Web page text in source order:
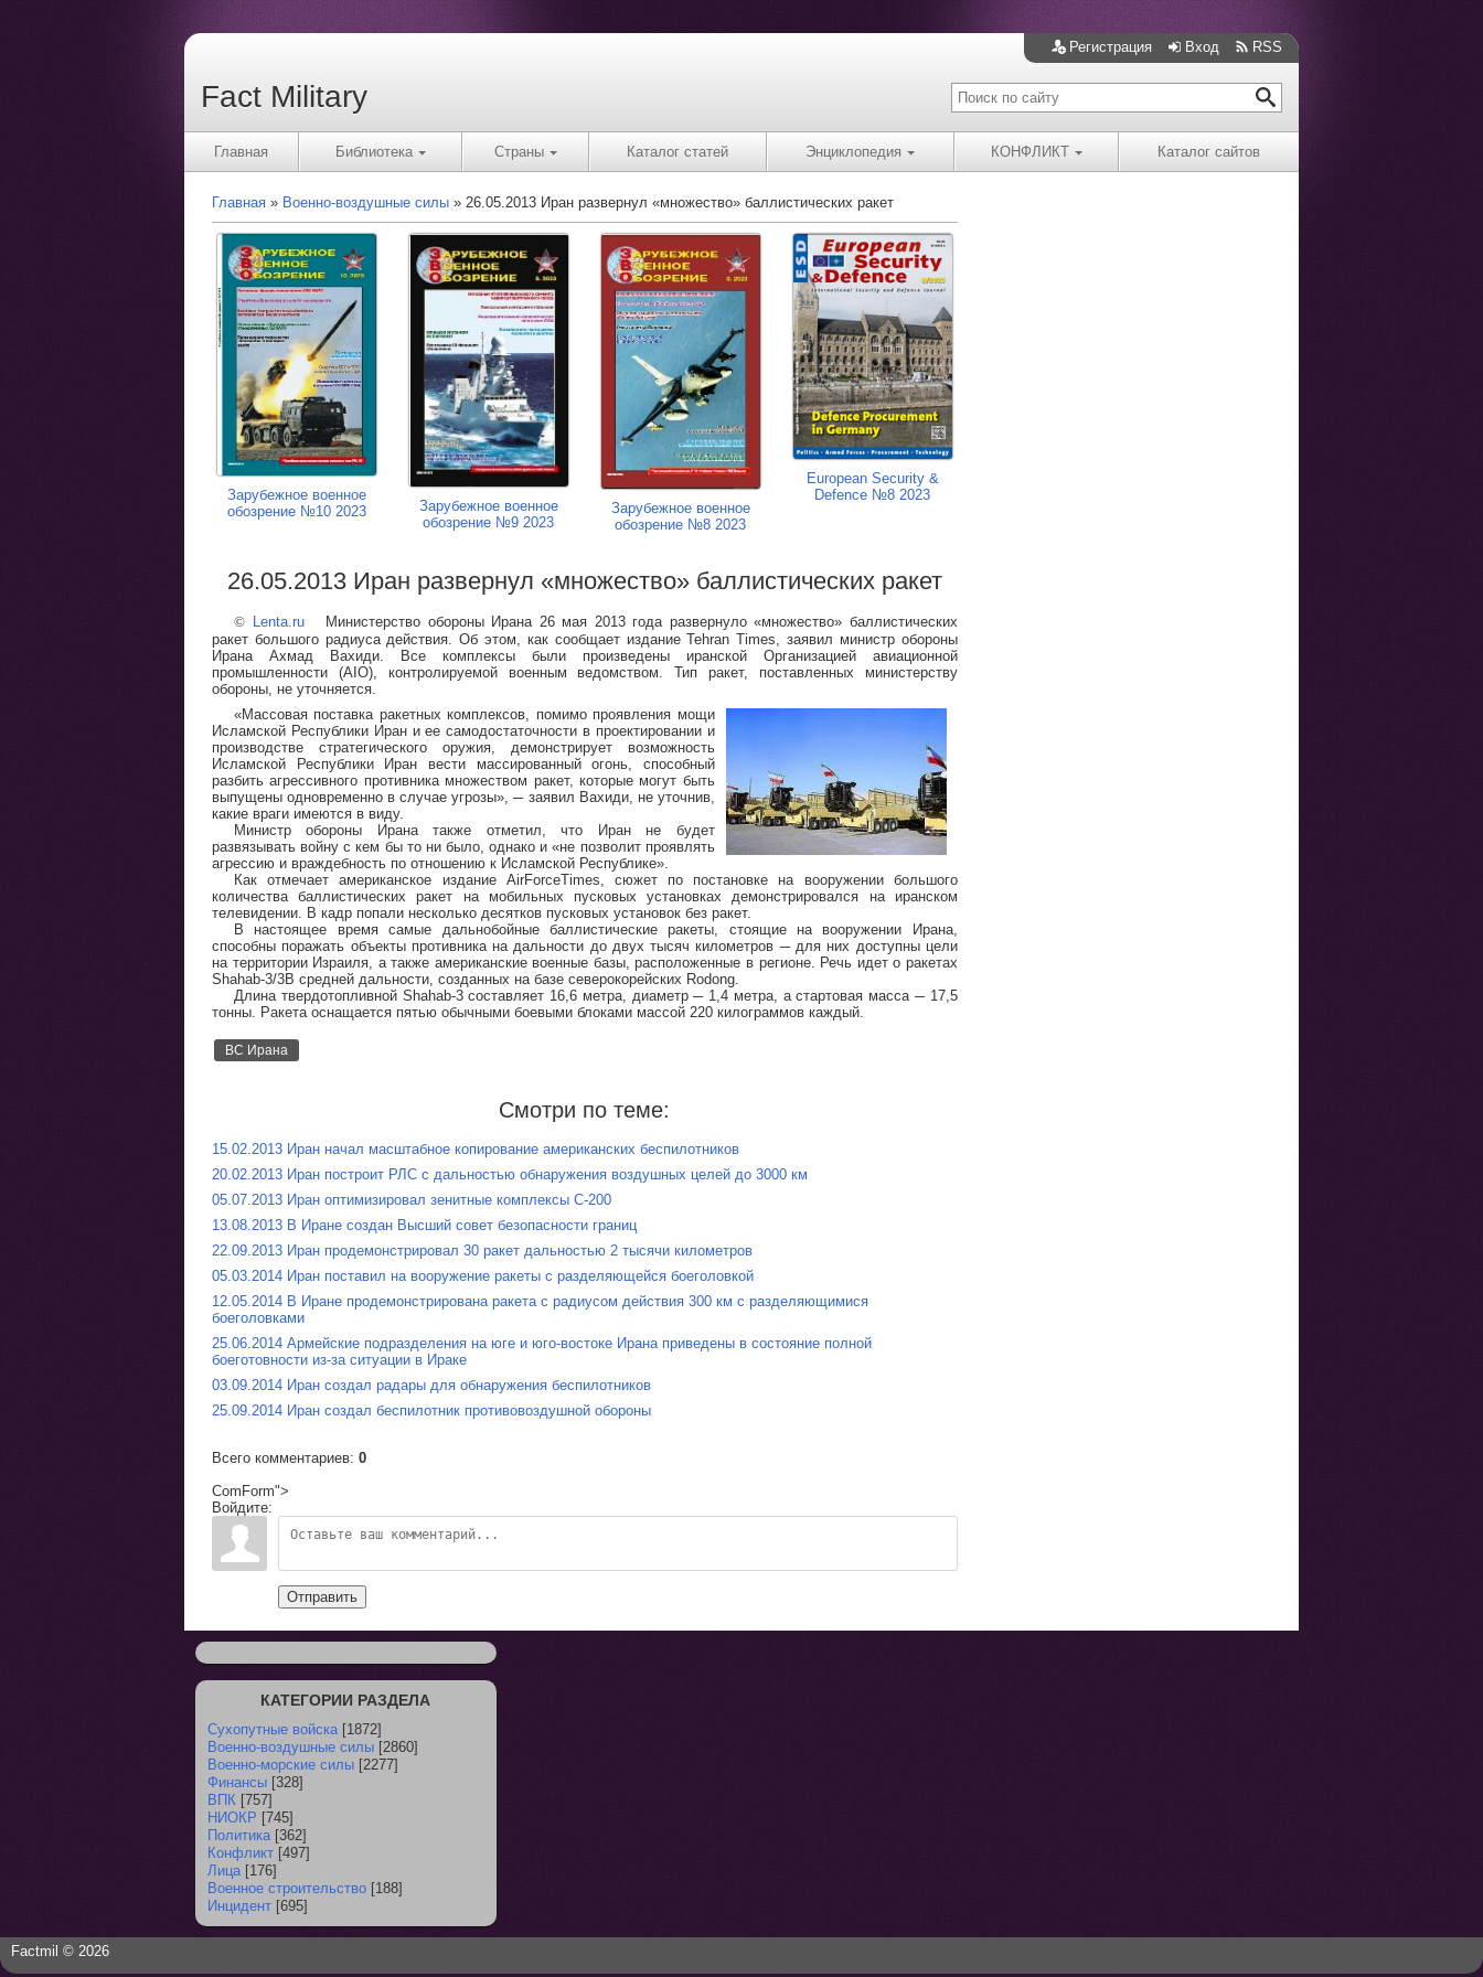
Регистрация Вход RSS
Fact Military
Главная Библиотека Страны Каталог статей Энциклопедия КОНФЛИКТ Каталог сайтов
Главная Военно-воздушные силы 26.05.2013 Иран развернул «множество» баллистических ракет
Зарубежное военное
обозрение №10 2023
Зарубежное военное
обозрение №9 2023
Зарубежное военное
обозрение №8 2023
European Security &
Defence №8 2023
26.05.2013 Иран развернул «множество» баллистических ракет
© Lenta.ruМинистерство обороны Ирана 26 мая 2013 года развернуло «множество» баллистических
ракет большого радиуса действия. Об этом, как сообщает издание Tehran Times, заявил министр обороны
Ирана Ахмад Вахиди. Все комплексы были произведены иранской Организацией авиационной
промышленности (AIO), контролируемой военным ведомством. Тип ракет, поставленных министерству
обороны, не уточняется.
«Массовая поставка ракетных комплексов, помимо проявления мощи
Исламской Республики Иран и ее самодостаточности в проектировании и
производстве стратегического оружия, демонстрирует возможность
Исламской Республики Иран вести массированный огонь, способный
разбить агрессивного противника множеством ракет, которые могут быть
выпущены одновременно в случае угрозы», ─ заявил Вахиди, не уточнив,
какие враги имеются в виду.
Министр обороны Ирана также отметил, что Иран не будет
развязывать войну с кем бы то ни было, однако и «не позволит проявлять
агрессию и враждебность по отношению к Исламской Республике».
Как отмечает американское издание AirForceTimes, сюжет по постановке на вооружении большого
количества баллистических ракет на мобильных пусковых установках демонстрировался на иранском
телевидении. В кадр попали несколько десятков пусковых установок без ракет.
В настоящее время самые дальнобойные баллистические ракеты, стоящие на вооружении Ирана,
способны поражать объекты противника на дальности до двух тысяч километров ─ для них доступны цели
на территории Израиля, а также американские военные базы, расположенные в регионе. Речь идет о ракетах
Shahab-3/3B средней дальности, созданных на базе северокорейских Rodong.
Длина твердотопливной Shahab-3 составляет 16,6 метра, диаметр ─ 1,4 метра, а стартовая масса ─ 17,5
тонны. Ракета оснащается пятью обычными боевыми блоками массой 220 килограммов каждый.
ВС Ирана
Смотри по теме:
15.02.2013 Иран начал масштабное копирование американских беспилотников
20.02.2013 Иран построит РЛС с дальностью обнаружения воздушных целей до 3000 км
05.07.2013 Иран оптимизировал зенитные комплексы С-200
13.08.2013 В Иране создан Высший совет безопасности границ
22.09.2013 Иран продемонстрировал 30 ракет дальностью 2 тысячи километров
05.03.2014 Иран поставил на вооружение ракеты с разделяющейся боеголовкой
12.05.2014 В Иране продемонстрирована ракета с радиусом действия 300 км с разделяющимися
боеголовками
25.06.2014 Армейские подразделения на юге и юго-востоке Ирана приведены в состояние полной
боеготовности из-за ситуации в Ираке
03.09.2014 Иран создал радары для обнаружения беспилотников
25.09.2014 Иран создал беспилотник противовоздушной обороны
Всего комментариев: 0
ComForm">
Войдите:
Отправить
КАТЕГОРИИ РАЗДЕЛА
Сухопутные войска [1872]
Военно-воздушные силы [2860]
Военно-морские силы [2277]
Финансы [328]
ВПК [757]
НИОКР [745]
Политика [362]
Конфликт [497]
Лица [176]
Военное строительство [188]
Инцидент [695]
Factmil © 2026